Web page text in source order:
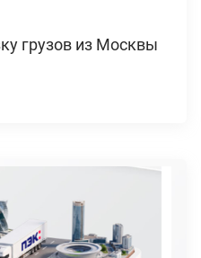
грузов из Москвы